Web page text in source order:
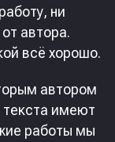
ни
автора.
всё хорошо.
автором
текста имеют
работы мы